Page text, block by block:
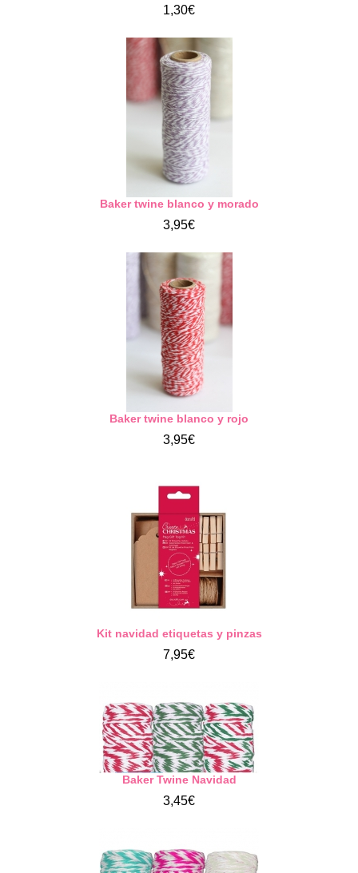
1,30€
Baker twine blanco y morado
3,95€
Baker twine blanco y rojo
3,95€
Kit navidad etiquetas y pinzas
7,95€
Baker Twine Navidad
3,45€